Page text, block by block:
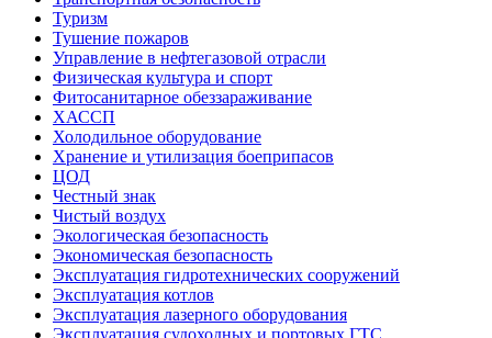
Туризм
Тушение пожаров
Управление в нефтегазовой отрасли
Физическая культура и спорт
Фитосанитарное обеззараживание
ХАССП
Холодильное оборудование
Хранение и утилизация боеприпасов
ЦОД
Честный знак
Чистый воздух
Экологическая безопасность
Экономическая безопасность
Эксплуатация гидротехнических сооружений
Эксплуатация котлов
Эксплуатация лазерного оборудования
Эксплуатация судоходных и портовых ГТС